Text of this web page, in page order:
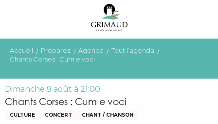
principal
Accueil Préparez Agenda
Tout l’agenda
Chants Corses : Cum e voci
Dimanche 9 août à 21:00
Chants Corses : Cum e voci
CULTURE CONCERT CHANT / CHANSON